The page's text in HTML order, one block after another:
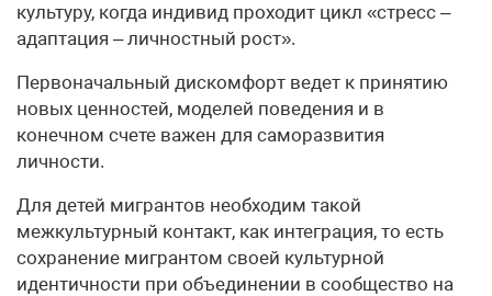
культуру, когда индивид проходит цикл «стресс –
адаптация – личностный рост».
Первоначальный дискомфорт ведет к принятию
новых ценностей, моделей поведения и в
конечном счете важен для саморазвития
личности.
Для детей мигрантов необходим такой
межкультурный контакт, как интеграция, то есть
сохранение мигрантом своей культурной
идентичности при объединении в сообщество на